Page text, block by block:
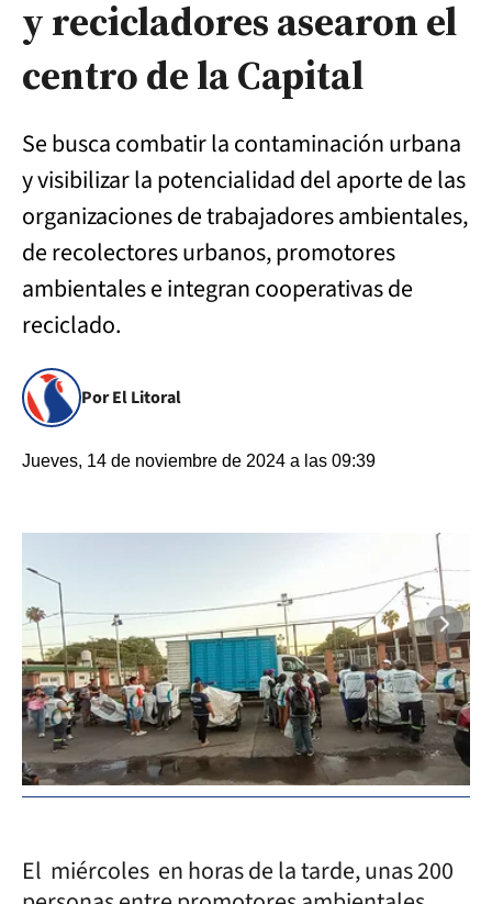
y recicladores asearon el
centro de la Capital
Se busca combatir la contaminación urbana
y visibilizar la potencialidad del aporte de las
organizaciones de trabajadores ambientales,
de recolectores urbanos, promotores
ambientales e integran cooperativas de
reciclado.
Por El Litoral
Jueves, 14 de noviembre de 2024 a las 09:39
El miércoles en horas de la tarde, unas 200